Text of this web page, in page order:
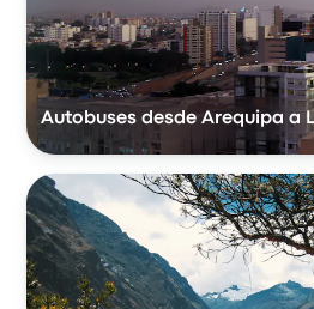
Autobuses desde Arequipa a